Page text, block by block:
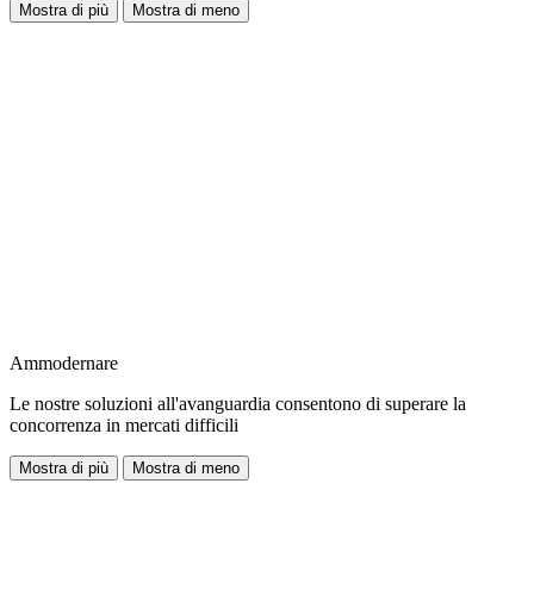
Mostra di più Mostra di meno
Ammodernare
Le nostre soluzioni all'avanguardia consentono di superare la
concorrenza in mercati difficili
Mostra di più Mostra di meno